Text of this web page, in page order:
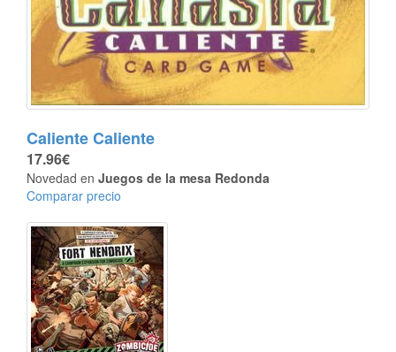
Caliente Caliente
17.96€
Novedad en Juegos de la mesa Redonda
Comparar precio